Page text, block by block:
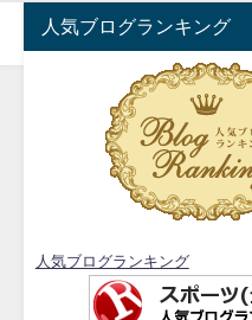
人気ブログランキング
人気ブログランキング